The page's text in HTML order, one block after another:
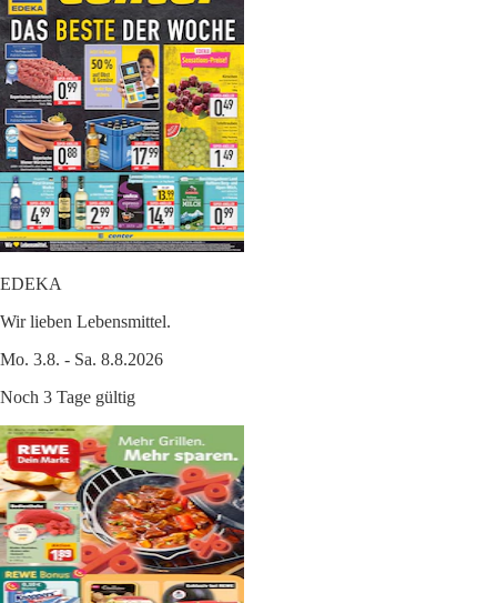
EDEKA
Wir lieben Lebensmittel.
Mo. 3.8. - Sa. 8.8.2026
Noch 3 Tage gültig